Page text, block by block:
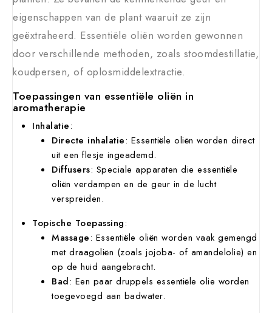
eigenschappen van de plant waaruit ze zijn
geëxtraheerd. Essentiële oliën worden gewonnen
door verschillende methoden, zoals stoomdestillatie,
koudpersen, of oplosmiddelextractie.
Toepassingen van essentiële oliën in
aromatherapie
Inhalatie:
Directe inhalatie: Essentiële oliën worden direct
uit een flesje ingeademd.
Diffusers: Speciale apparaten die essentiële
oliën verdampen en de geur in de lucht
verspreiden.
Topische Toepassing:
Massage: Essentiële oliën worden vaak gemengd
met draagoliën (zoals jojoba- of amandelolie) en
op de huid aangebracht.
Bad: Een paar druppels essentiële olie worden
toegevoegd aan badwater.